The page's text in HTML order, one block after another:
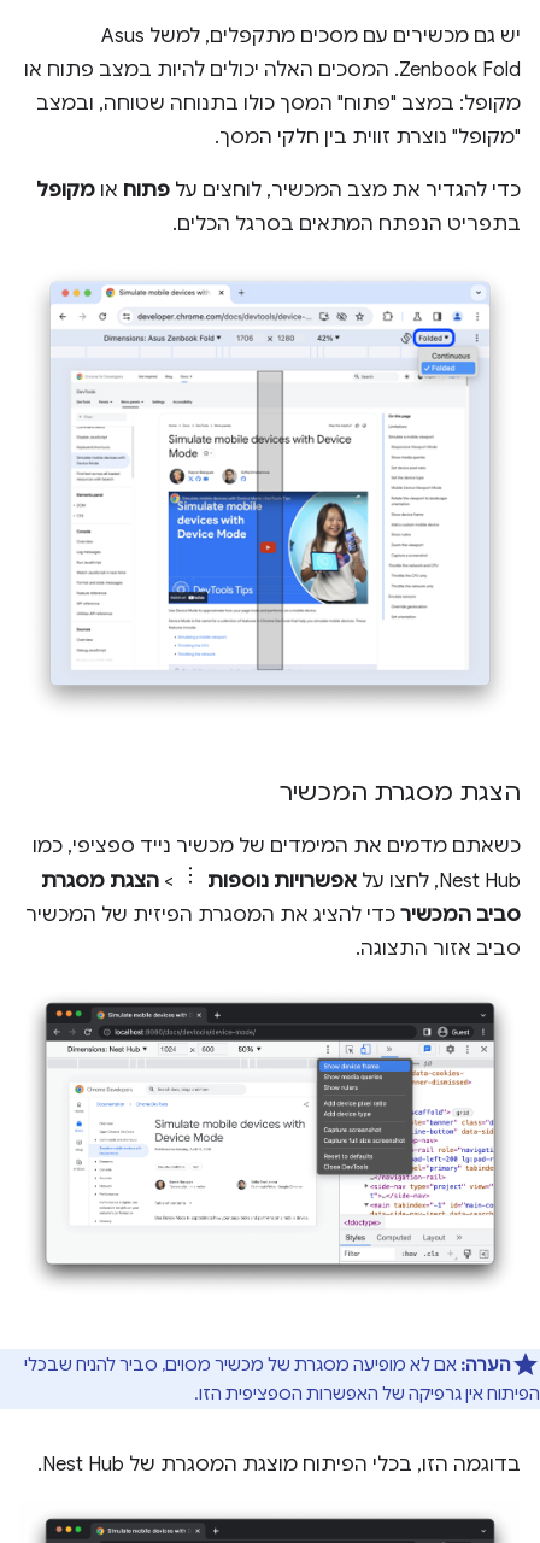
יש גם מכשירים עם מסכים מתקפלים, למשל Asus
Zenbook Fold. המסכים האלה יכולים להיות במצב פתוח או
מקופל: במצב "פתוח" המסך כולו בתנוחה שטוחה, ובמצב
"מקופל" נוצרת זווית בין חלקי המסך.
כדי להגדיר את מצב המכשיר, לוחצים על פתוח או מקופל
בתפריט הנפתח המתאים בסרגל הכלים.
הצגת מסגרת המכשיר
כשאתם מדמים את המימדים של מכשיר נייד ספציפי, כמו
Nest Hub, לחצו על
אפשרויות נוספות > הצגת מסגרת
סביב המכשיר כדי להציג את המסגרת הפיזית של המכשיר
סביב אזור התצוגה.
הערה: אם לא מופיעה מסגרת של מכשיר מסוים, סביר להניח שבכלי
הפיתוח אין גרפיקה של האפשרות הספציפית הזו.
בדוגמה הזו, בכלי הפיתוח מוצגת המסגרת של Nest Hub.